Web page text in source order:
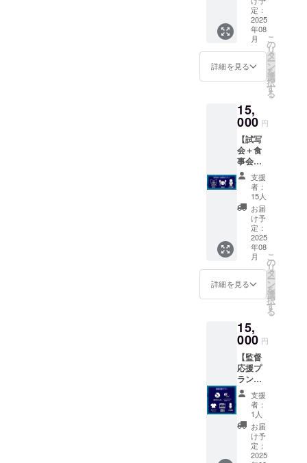
人物を
比喩す
るお名
前や公
序良俗
に反す
断りす
る事が
ござい
ます、
ご注意
くださ
い、ま
たロゴ
等は掲
載でき
ませ
ん）※短
編版の
前回ク
レジッ
ります
ので、
ンを選
んだ方
は別の
プラン
をお勧
めいた
しま
す。 ・
来年完
成予定
の「は
なまる
編版の
配信
（期間
限定1ヶ
月程
度・ダ
・お礼
動画DL
配信
（期間
限定1
年、ダ
ウン
ロード
可）
ん役の
アクリ
ルスタ
ンド1点
（初咲
里奈、
倖田李
梨、範
紗々、
長谷川
千紗、
範田
紗々と
石田夏
希、倒
れてい
る山村
茜、運
ばれる
山村茜
（前田
ばっ
こー・
倖田李
梨・範
す）、
寝てい
る小林
麻祐
子 計8
種から
選べ
る） ・
撮影時
のチェ
（キャ
スト・
定：
2025
年08
月
詳細を見る
こ
の
リ
タ
ー
ン
を
選
択
す
る
15,
000 円
【試写
会＋食
事会プ
ラン】
・先行
試写会
と食事
会参加
（日時
予定：
2025年
8月の土
日
2,3,9,10
,16,17,2
3,24,30,
いずれ
か予
定・東
京都
内）
（飲食
費を含
みま
す・交
通費は
ご負担
くださ
い）メ
支援
者：
15人
お届
け予
定：
2025
年08
月
詳細を見る
こ
の
リ
タ
ー
ン
を
選
択
す
る
15,
000 円
【監督
応援プ
ラン】
・越坂
監督・
プロ
デュー
スの過
去作
DVD2枚
支援
者：
1人
お届
け予
定：
2025